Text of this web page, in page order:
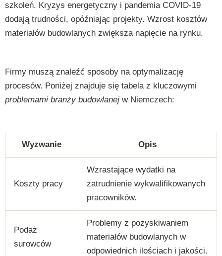
szkoleń. Kryzys energetyczny i pandemia COVID-19
dodają trudności, opóźniając projekty. Wzrost kosztów
materiałów budowlanych zwiększa napięcie na rynku.
Firmy muszą znaleźć sposoby na optymalizację
procesów. Poniżej znajduje się tabela z kluczowymi
problemami branży budowlanej w Niemczech:
Wyzwanie Opis
Koszty pracy
Wzrastające wydatki na
zatrudnienie wykwalifikowanych
pracowników.
Podaż
surowców
Problemy z pozyskiwaniem
materiałów budowlanych w
odpowiednich ilościach i jakości.